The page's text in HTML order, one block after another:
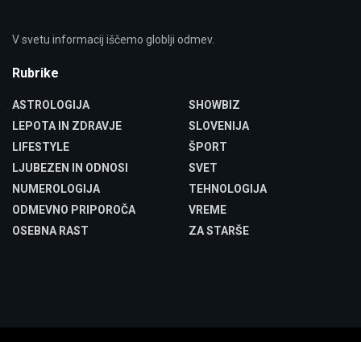
V svetu informacij iščemo globlji odmev.
Rubrike
ASTROLOGIJA
LEPOTA IN ZDRAVJE
LIFESTYLE
LJUBEZEN IN ODNOSI
NUMEROLOGIJA
ODMEVNO PRIPOROČA
OSEBNA RAST
SHOWBIZ
SLOVENIJA
ŠPORT
SVET
TEHNOLOGIJA
VREME
ZA STARŠE